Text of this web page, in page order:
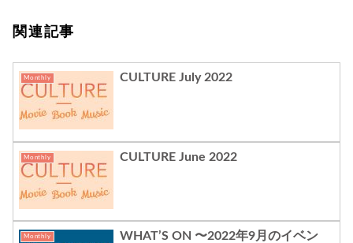
関連記事
Monthly CULTURE July 2022
Monthly CULTURE June 2022
Monthly
WHAT’S ON 〜2022年9月のイベン